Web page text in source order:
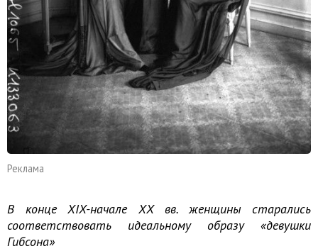
Реклама
В конце XIX-начале ХХ вв. женщины старались
соответствовать идеальному образу «девушки
Гибсона»